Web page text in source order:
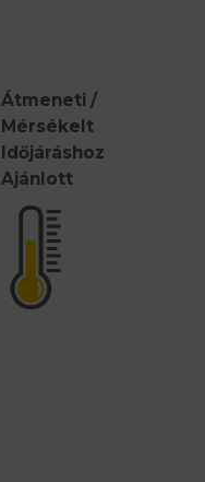
Átmeneti /
Mérsékelt
Időjáráshoz
Ajánlott